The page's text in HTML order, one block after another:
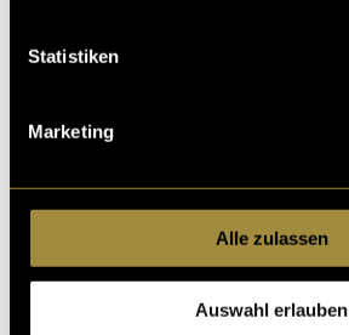
Statistiken
Marketing
Alle zulassen
Auswahl erlauben